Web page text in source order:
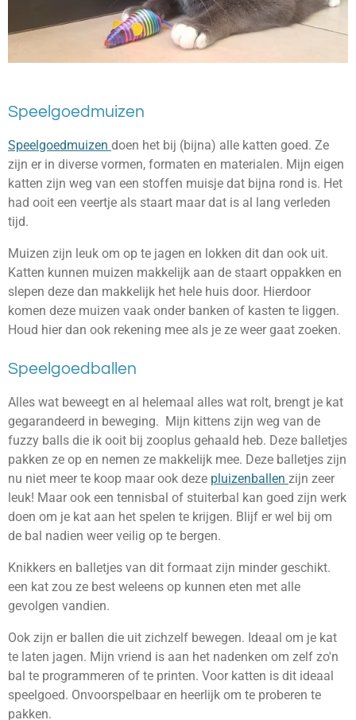
Speelgoedmuizen
Speelgoedmuizen doen het bij (bijna) alle katten goed. Ze
zijn er in diverse vormen, formaten en materialen. Mijn eigen
katten zijn weg van een stoffen muisje dat bijna rond is. Het
had ooit een veertje als staart maar dat is al lang verleden
tijd.
Muizen zijn leuk om op te jagen en lokken dit dan ook uit.
Katten kunnen muizen makkelijk aan de staart oppakken en
slepen deze dan makkelijk het hele huis door. Hierdoor
komen deze muizen vaak onder banken of kasten te liggen.
Houd hier dan ook rekening mee als je ze weer gaat zoeken.
Speelgoedballen
Alles wat beweegt en al helemaal alles wat rolt, brengt je kat
gegarandeerd in beweging. Mijn kittens zijn weg van de
fuzzy balls die ik ooit bij zooplus gehaald heb. Deze balletjes
pakken ze op en nemen ze makkelijk mee. Deze balletjes zijn
nu niet meer te koop maar ook deze pluizenballen zijn zeer
leuk! Maar ook een tennisbal of stuiterbal kan goed zijn werk
doen om je kat aan het spelen te krijgen. Blijf er wel bij om
de bal nadien weer veilig op te bergen.
Knikkers en balletjes van dit formaat zijn minder geschikt.
een kat zou ze best weleens op kunnen eten met alle
gevolgen vandien.
Ook zijn er ballen die uit zichzelf bewegen. Ideaal om je kat
te laten jagen. Mijn vriend is aan het nadenken om zelf zo'n
bal te programmeren of te printen. Voor katten is dit ideaal
speelgoed. Onvoorspelbaar en heerlijk om te proberen te
pakken.